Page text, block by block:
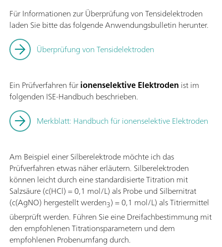
Für Informationen zur Überprüfung von Tensidelektroden
laden Sie bitte das folgende Anwendungsbulletin herunter.
Überprüfung von Tensidelektroden
Ein Prüfverfahren fürionenselektive Elektroden ist im
folgenden ISE-Handbuch beschrieben.
Merkblatt: Handbuch für ionenselektive Elektroden
Am Beispiel einer Silberelektrode möchte ich das
Prüfverfahren etwas näher erläutern. Silberelektroden
können leicht durch eine standardisierte Titration mit
Salzsäure (c(HCl) = 0,1 mol/L) als Probe und Silbernitrat
(c(AgNO) hergestellt werden3) = 0,1 mol/L) als Titriermittel
überprüft werden. Führen Sie eine Dreifachbestimmung mit
den empfohlenen Titrationsparametern und dem
empfohlenen Probenumfang durch.